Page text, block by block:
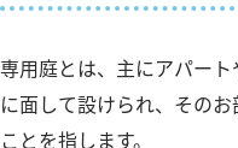
専用庭とは、主にアパー
に面して設けられ、その
ことを指します。